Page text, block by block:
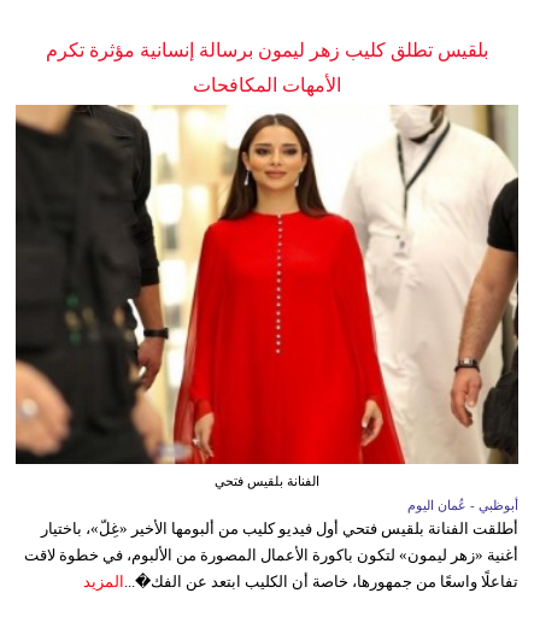
بلقيس تطلق كليب زهر ليمون برسالة إنسانية مؤثرة تكرم
الأمهات المكافحات
الفنانة بلقيس فتحي
أبوظبي - عُمان اليوم
أطلقت الفنانة بلقيس فتحي أول فيديو كليب من ألبومها الأخير «غِلّ»، باختيار
أغنية «زهر ليمون» لتكون باكورة الأعمال المصورة من الألبوم، في خطوة لاقت
تفاعلًا واسعًا من جمهورها، خاصة أن الكليب ابتعد عن الفك�... المزيد